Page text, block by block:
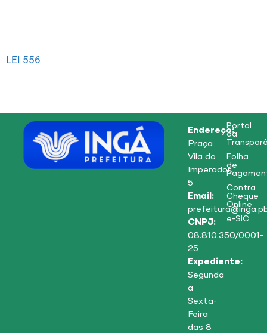
LEI 556
Endereço:
Praça
Vila do
Imperador,
5
Email:
CNPJ:
08.810.350/0001-
25
Expediente:
Segunda
a
Sexta-
Feira
das 8
Portal
da
Folha
de
Contra
Cheque
Online
e-SIC